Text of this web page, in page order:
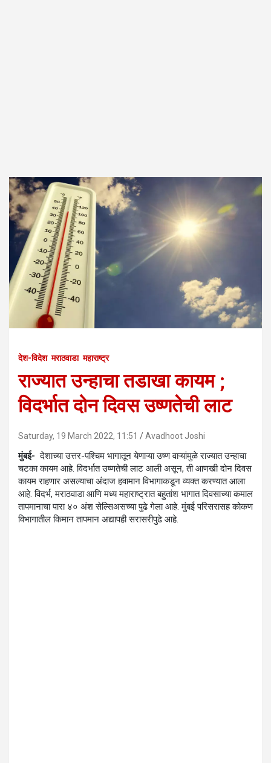
देश-विदेश मराठवाडा महाराष्ट्र
राज्यात उन्हाचा तडाखा कायम ;
विदर्भात दोन दिवस उष्णतेची लाट
Saturday, 19 March 2022, 11:51 Avadhoot Joshi
मुंबई-देशाच्या उत्तर-पश्चिम भागातून येणाऱ्या उष्ण वाऱ्यांमुळे राज्यात उन्हाचा
चटका कायम आहे. विदर्भात उष्णतेची लाट आली असून, ती आणखी दोन दिवस
कायम राहणार असल्याचा अंदाज हवामान विभागाकडून व्यक्त करण्यात आला
आहे. विदर्भ, मराठवाडा आणि मध्य महाराष्ट्रात बहुतांश भागात दिवसाच्या कमाल
तापमानाचा पारा ४० अंश सेल्सिअसच्या पुढे गेला आहे. मुंबई परिसरासह कोकण
विभागातील किमान तापमान अद्यापही सरासरीपुढे आहे.